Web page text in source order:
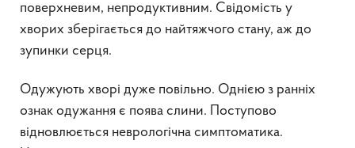
поверхневим, непродуктивним. Свідомість у
хворих зберігається до найтяжчого стану, аж до
зупинки серця.
Одужують хворі дуже повільно. Однією з ранніх
ознак одужання є поява слини. Поступово
відновлюється неврологічна симптоматика.